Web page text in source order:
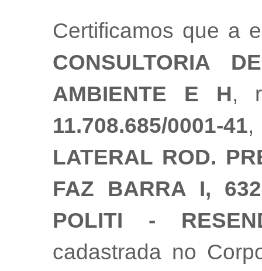
Certificamos que a
CONSULTORIA
AMBIENTE E H,
11.708.685/0001-41
LATERAL ROD.
FAZ BARRA I,
POLITI -
cadastrada no